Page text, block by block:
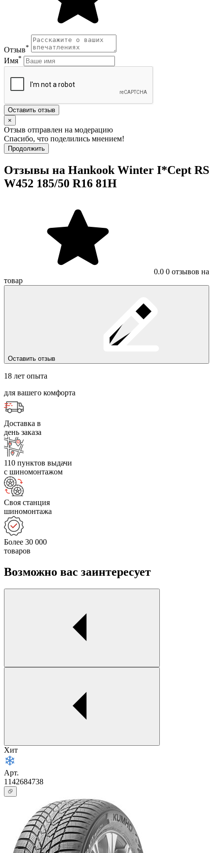
Отзыв*
Имя*
Оставить отзыв
×
Отзыв отправлен на модерацию
Спасибо, что поделились мнением!
Продолжить
Отзывы на Hankook Winter I*Cept RS
W452 185/50 R16 81H
0.0 0 отзывов на
товар
Оставить отзыв
18 лет опыта
для вашего комфорта
Доставка в
день заказа
110 пунктов выдачи
с шиномонтажом
Своя станция
шиномонтажа
Более 30 000
товаров
Возможно вас заинтересует
Хит
Арт.
1142684738